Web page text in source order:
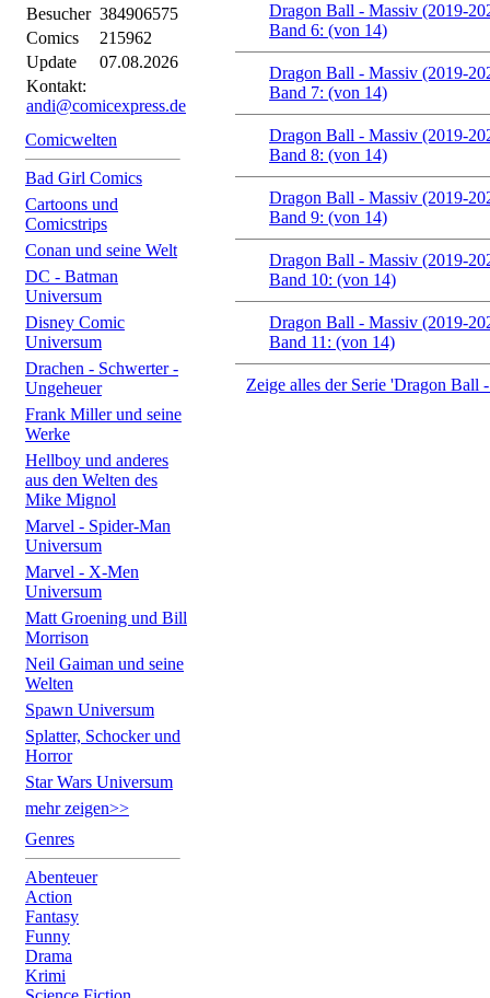
Besucher 384906575
Comics
215962
Update
07.08.2026
Kontakt:
andi@comicexpress.de
Comicwelten
Bad Girl Comics
Cartoons und
Comicstrips
Conan und seine Welt
DC - Batman
Universum
Disney Comic
Universum
Drachen - Schwerter -
Ungeheuer
Frank Miller und seine
Werke
Hellboy und anderes
aus den Welten des
Mike Mignol
Marvel - Spider-Man
Universum
Marvel - X-Men
Universum
Matt Groening und Bill
Morrison
Neil Gaiman und seine
Welten
Spawn Universum
Splatter, Schocker und
Horror
Star Wars Universum
mehr zeigen>>
Genres
Abenteuer
Action
Fantasy
Funny
Drama
Krimi
Dragon Ball - Massiv (2019-
Band 6: (von 14)
Dragon Ball - Massiv (2019-
Band 7: (von 14)
Dragon Ball - Massiv (2019-
Band 8: (von 14)
Dragon Ball - Massiv (2019-
Band 9: (von 14)
Dragon Ball - Massiv (2019-
Band 10: (von 14)
Dragon Ball - Massiv (2019-
Band 11: (von 14)
Zeige alles der Serie 'Dragon Ball